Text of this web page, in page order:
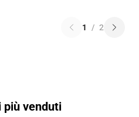
1 / 2
più venduti